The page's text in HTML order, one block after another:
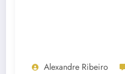
Alexandre Ribeiro